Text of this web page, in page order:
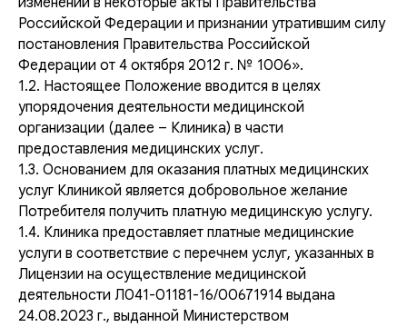
Российской Федерации и признании утратившим силу
постановления Правительства Российской
Федерации от 4 октября 2012 г. № 1006».
1.2. Настоящее Положение вводится в целях
упорядочения деятельности медицинской
организации (далее – Клиника) в части
предоставления медицинских услуг.
1.3. Основанием для оказания платных медицинских
услуг Клиникой является добровольное желание
Потребителя получить платную медицинскую услугу.
1.4. Клиника предоставляет платные медицинские
услуги в соответствие с перечнем услуг, указанных в
Лицензии на осуществление медицинской
деятельности Л041-01181-16/00671914 выдана
24.08.2023 г., выданной Министерством